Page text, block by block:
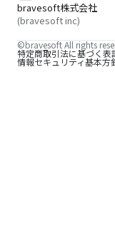
bravesoft株式会社
(bravesoft inc)
特定商取引法に基づく表
情報セキュリティ基本方
©bravesoft All rights